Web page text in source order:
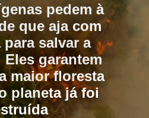
pedem à
que aja com
salvar a
Eles garantem
maior floresta
planeta já foi